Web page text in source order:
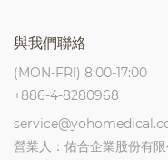
與我們聯絡
(MON-FRI) 8:00-17:00
+886-4-8280968
營業人：佑合企業股份有限